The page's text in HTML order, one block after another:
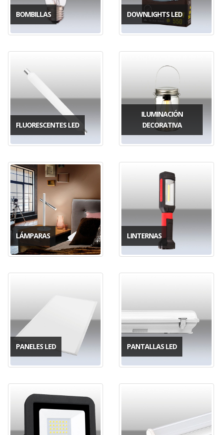
BOMBILLAS DOWNLIGHTS LED
FLUORESCENTES LED
ILUMINACIÓN
DECORATIVA
LÁMPARAS LINTERNAS
PANELES LED PANTALLAS LED